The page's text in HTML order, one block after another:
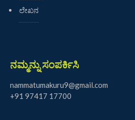
ಲೇಖನ
ನಮ್ಮನ್ನು ಸಂಪರ್ಕಿಸಿ
nammatumakuru9@gmail.com
+91 97417 17700